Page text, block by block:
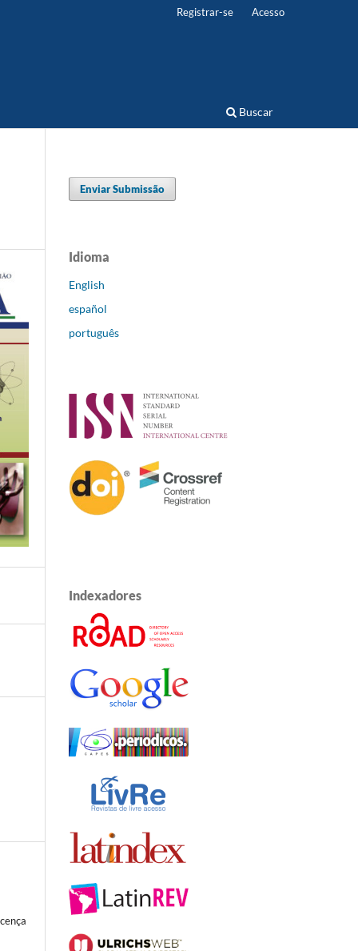
Buscar
Registrar-se Acesso
Enviar Submissão
Idioma
English
español
português
Indexadores